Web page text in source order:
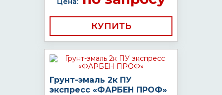
КУПИТЬ
Грунт-эмаль 2к ПУ
экспресс «ФАРБЕН ПРОФ»